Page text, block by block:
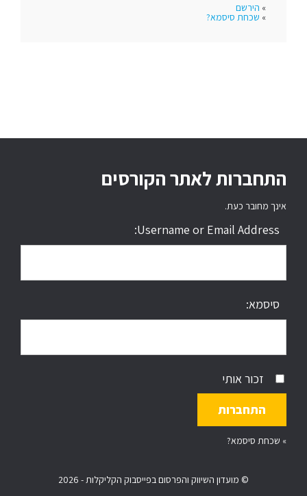
» הירשם
» שכחת סיסמא?
התחברות לאתר הקורסים
אינך מחובר כעת.
Username or Email Address:
סיסמא:
זכור אותי
» שכחת סיסמא?
© מועדון השיווק והפרסום בפייסבוק הקליקלות - 2026